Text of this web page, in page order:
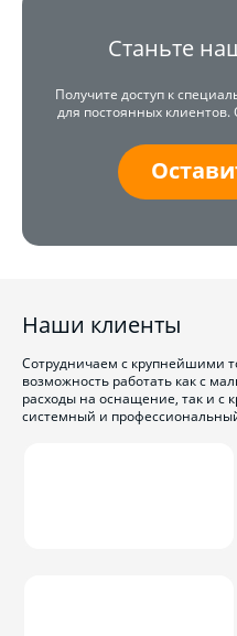
Станьте
Получите доступ к
для постоянных клиентов.
Наши клиенты
Сотрудничаем с крупнейшими
возможность работать как с
расходы на оснащение, так и с
системный и